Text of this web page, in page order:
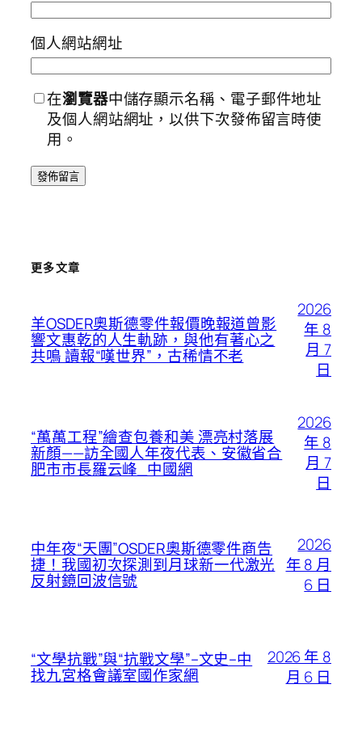
個人網站網址
在瀏覽器中儲存顯示名稱、電子郵件地址
及個人網站網址，以供下次發佈留言時使
用。
更多文章
羊OSDER奧斯德零件報價晚報道曾影
響文惠乾的人生軌跡，與他有著心之
共鳴 讀報“嘆世界”，古稀情不老
2026
年 8
月 7
日
“萬萬工程”繪查包養和美 漂亮村落展
新顏——訪全國人年夜代表、安徽省合
肥市市長羅云峰_中國網
2026
年 8
月 7
日
中年夜“天團”OSDER奧斯德零件商告
捷！我國初次探測到月球新一代激光
反射鏡回波信號
2026
年 8 月
6 日
“文學抗戰”與“抗戰文學”–文史–中
找九宮格會議室國作家網
2026 年 8
月 6 日